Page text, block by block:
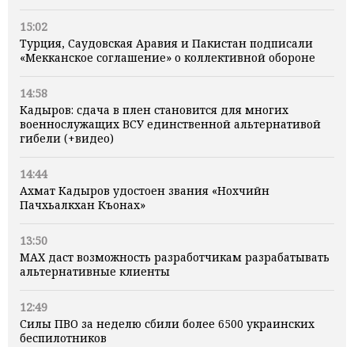
15:02
Турция, Саудовская Аравия и Пакистан подписали
«Мекканское соглашение» о коллективной обороне
14:58
Кадыров: сдача в плен становится для многих
военнослужащих ВСУ единственной альтернативой
гибели (+видео)
14:44
Ахмат Кадыров удостоен звания «Нохчийн
Пачхьалкхан Къонах»
13:50
MAX даст возможность разработчикам разрабатывать
альтернативные клиенты
12:49
Силы ПВО за неделю сбили более 6500 украинских
беспилотников